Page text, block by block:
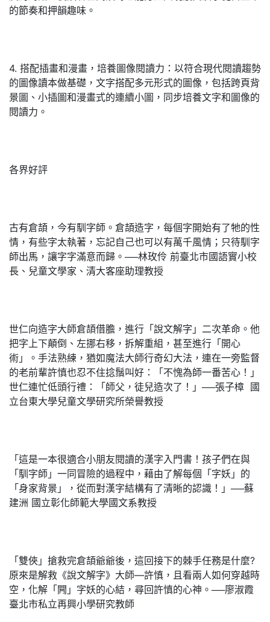
的節奏和押韻趣味。
4. 搭配插畫和漫畫，培養圖像閱讀力：以符合現代閱讀趨勢
的圖像讀本做基礎，文字搭配多元形式的圖像，包括跨頁背
景圖、小插圖和漫畫式的連續小圖，同步培養文字和圖像的
閱讀力。
各界好評
古有倉頡，今有馴字師。倉頡造字，每個字開始有了牠的性
情，有些字太執著，忘記自己也可以有萬千風情；只待馴字
師出馬，讓字字滿意而歸。──林玫伶 前臺北市國語實小校
長、兒童文學家、清大客座助理教授
世仁向造字大師倉頡借膽，進行「說文解字」二次革命。他
把字上下顛倒、左挪右移，拆解重組，甚至進行「開心
術」。手法熟練，猶如魔法大師行奇幻大法，連在一旁監督
的老前輩許慎也忍不住捻鬚叫好：「不愧為師一番苦心！」
世仁連忙低頭行禮：「師父，徒兒造次了！」──張子樟 國
立台東大學兒童文學研究所榮譽教授
「這是一本很適合小朋友閱讀的漢字入門書！孩子們在與
「馴字師」一同冒險的過程中，藉由了解每個「字妖」的
「身家背景」，從而對漢字結構有了清晰的認識！」──蘇
建洲 國立彰化師範大學國文系教授
「雙俠」搶救完倉頡爺爺後，這回接下的棘手任務是什麼?
原來是解救《說文解字》大師—許慎，且看兩人如何穿越時
空，化解「闁」字妖的心結，尋回許慎的心神。──廖淑霞
臺北市私立再興小學研究教師